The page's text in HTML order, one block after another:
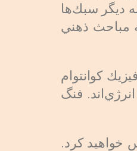
ديگر سبك‌ها
مباحث ذهني
كوانتوام
فنگ
خواهيد كرد.